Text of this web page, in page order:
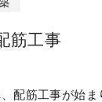
筋工事
配筋工事が始ま